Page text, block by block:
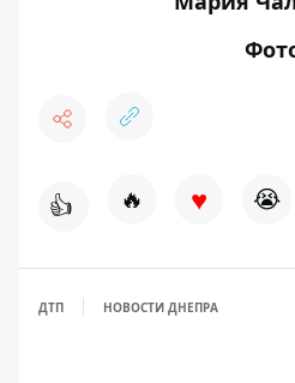
👍 🔥 ♥ 😭
ДТП НОВОСТИ ДНЕПРА